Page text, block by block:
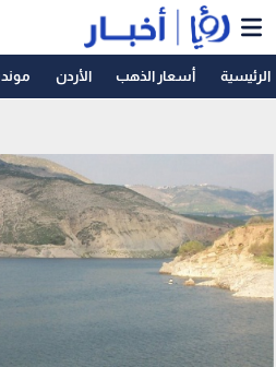
الرئيسية أسعار الذهب الأردن